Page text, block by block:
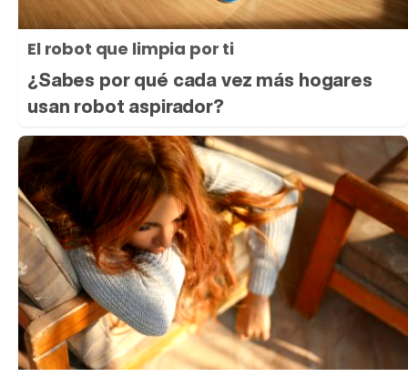
El robot que limpia por ti
¿Sabes por qué cada vez más hogares
usan robot aspirador?